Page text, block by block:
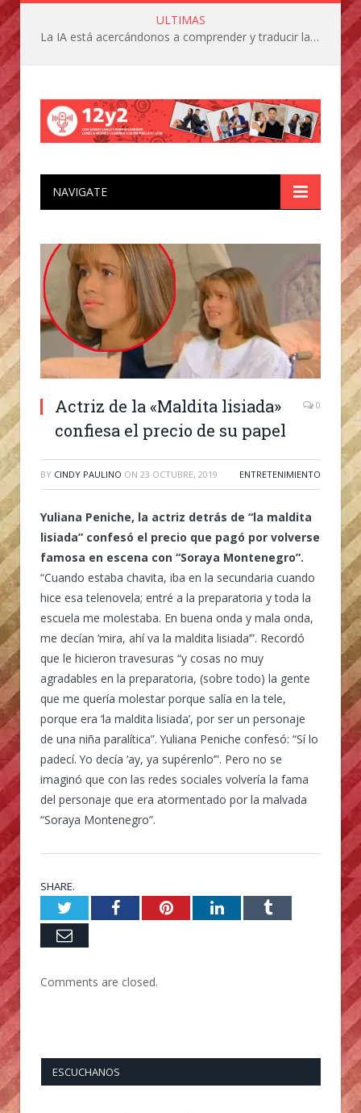
ULTIMAS
La IA está acercándonos a comprender y traducir las vocalizaciones y comportamientos de nuestras mascotas
NAVIGATE
Actriz de la «Maldita lisiada»
confiesa el precio de su papel
0
BY CINDY PAULINO ON 23 OCTUBRE, 2019 ENTRETENIMIENTO
Yuliana Peniche, la actriz detrás de “la maldita
lisiada” confesó el precio que pagó por volverse
famosa en escena con “Soraya Montenegro”.
“Cuando estaba chavita, iba en la secundaria cuando
hice esa telenovela; entré a la preparatoria y toda la
escuela me molestaba. En buena onda y mala onda,
me decían ‘mira, ahí va la maldita lisiada’”. Recordó
que le hicieron travesuras “y cosas no muy
agradables en la preparatoria, (sobre todo) la gente
que me quería molestar porque salía en la tele,
porque era ‘la maldita lisiada’, por ser un personaje
de una niña paralítica”. Yuliana Peniche confesó: “Sí lo
padecí. Yo decía ‘ay, ya supérenlo’”. Pero no se
imaginó que con las redes sociales volvería la fama
del personaje que era atormentado por la malvada
“Soraya Montenegro”.
SHARE.
TwitterFacebookPinterestLinkedInTumblr
Email
Comments are closed.
ESCUCHANOS